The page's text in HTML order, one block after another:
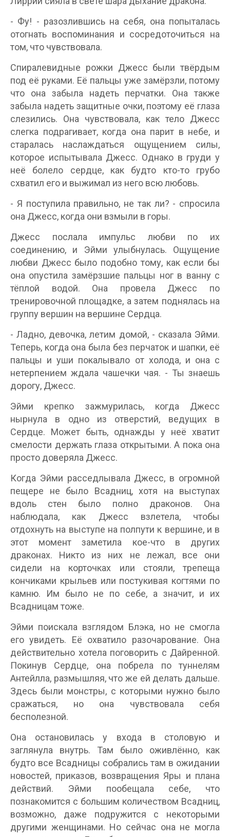
- Фу! - разозлившись на себя, она попыталась
отогнать воспоминания и сосредоточиться на
том, что чувствовала.
Спиралевидные рожки Джесс были твёрдым
под её руками. Её пальцы уже замёрзли, потому
что она забыла надеть перчатки. Она также
забыла надеть защитные очки, поэтому её глаза
слезились. Она чувствовала, как тело Джесс
слегка подрагивает, когда она парит в небе, и
старалась наслаждаться ощущением силы,
которое испытывала Джесс. Однако в груди у
неё болело сердце, как будто кто-то грубо
схватил его и выжимал из него всю любовь.
- Я поступила правильно, не так ли? - спросила
она Джесс, когда они взмыли в горы.
Джесс послала импульс любви по их
соединению, и Эйми улыбнулась. Ощущение
любви Джесс было подобно тому, как если бы
она опустила замёрзшие пальцы ног в ванну с
тёплой водой. Она провела Джесс по
тренировочной площадке, а затем поднялась на
группу вершин на вершине Сердца.
- Ладно, девочка, летим домой, - сказала Эйми.
Теперь, когда она была без перчаток и шапки, её
пальцы и уши покалывало от холода, и она с
нетерпением ждала чашечки чая. - Ты знаешь
дорогу, Джесс.
Эйми крепко зажмурилась, когда Джесс
нырнула в одно из отверстий, ведущих в
Сердце. Может быть, однажды у неё хватит
смелости держать глаза открытыми. А пока она
просто доверяла Джесс.
Когда Эйми расседлывала Джесс, в огромной
пещере не было Всадниц, хотя на выступах
вдоль стен было полно драконов. Она
наблюдала, как Джесс взлетела, чтобы
отдохнуть на выступе на полпути к вершине, и в
этот момент заметила кое-что в других
драконах. Никто из них не лежал, все они
сидели на корточках или стояли, трепеща
кончиками крыльев или постукивая когтями по
камню. Им было не по себе, а значит, и их
Всадницам тоже.
Эйми поискала взглядом Блэка, но не смогла
его увидеть. Её охватило разочарование. Она
действительно хотела поговорить с Дайренной.
Покинув Сердце, она побрела по туннелям
Антейлла, размышляя, что же ей делать дальше.
Здесь были монстры, с которыми нужно было
сражаться, но она чувствовала себя
бесполезной.
Она остановилась у входа в столовую и
заглянула внутрь. Там было оживлённо, как
будто все Всадницы собрались там в ожидании
новостей, приказов, возвращения Яры и плана
действий. Эйми пообещала себе, что
познакомится с большим количеством Всадниц,
возможно, даже подружится с некоторыми
другими женщинами. Но сейчас она не могла